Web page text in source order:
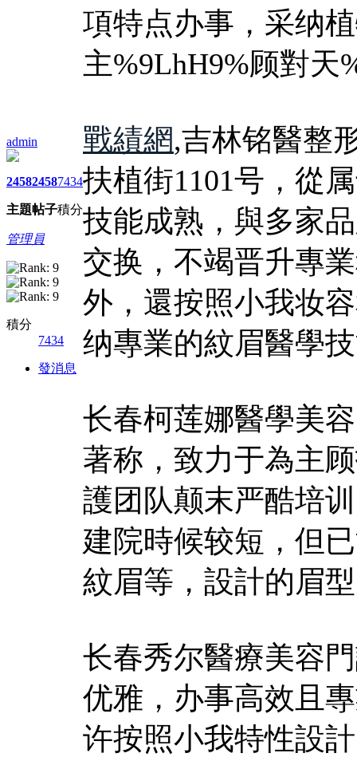
admin
2458
主題
2458
帖子
7434
積分
管理員
積分
7434
發消息
項特点办事，采纳
主%9LhH9%顾對天
戰績網,吉林铭醫整
扶植街1101号，從
技能成熟，與多家
交换，不竭晋升專
外，還按照小我妆
纳專業的紋眉醫學
长春柯莲娜醫學美
著称，致力于為主
護团队颠末严酷培
建院時候较短，但
紋眉等，設計的眉
长春秀尔醫療美容
优雅，办事高效且
许按照小我特性設